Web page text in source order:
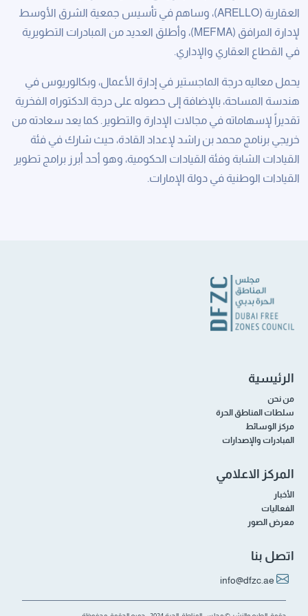
العقارية (ARELLO)، وساهم في تأسيس جمعية الشرق الأوسط
لإدارة المرافق (MEFMA)، وأطلق العديد من المبادرات التطويرية
في القطاع العقاري والإداري.
يحمل معاليه درجة الماجستير في إدارة الأعمال، وبكالوريوس في
هندسة المساحة، بالإضافة إلى حصوله على درجة الدكتوراه الفخرية
تقديراً لإسهاماته في مجالات الإدارة والتطوير. كما يعد سعادته من
خريجي برنامج محمد بن راشد لإعداد القادة، حيث شارك في فئة
القيادات الشابة وفئة القيادات الحكومية، وهو أحد أبرز برامج تطوير
القيادات الوطنية في دولة الإمارات.
الرئيسية
من نحن
سلطات المناطق الحرة
مركز الوسائط
المبادرات والإصدارات
المركز الاعلامي
الأخبار
الفعاليات
معرض الصور
اتصل بنا